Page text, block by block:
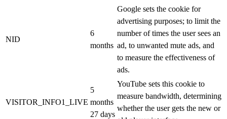
NID
6
months
Google sets the cookie for
advertising purposes; to limit the
number of times the user sees an
ad, to unwanted mute ads, and
to measure the effectiveness of
ads.
VISITOR_INFO1_LIVE
5
months
27 days
YouTube sets this cookie to
measure bandwidth, determining
whether the user gets the new or